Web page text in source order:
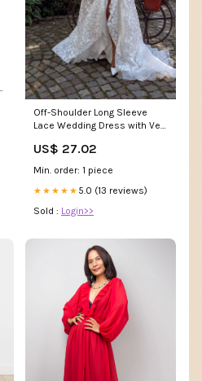
Off-Shoulder Long Sleeve
Lace Wedding Dress with Veil
US$ 27.02
Min. order: 1 piece
★★★★★ 5.0 (13 reviews)
Sold : Login>>